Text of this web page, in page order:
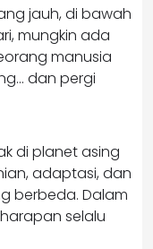
jauh, di bawah
mungkin ada
manusia
dan pergi
di planet asing
adaptasi, dan
berbeda. Dalam
selalu